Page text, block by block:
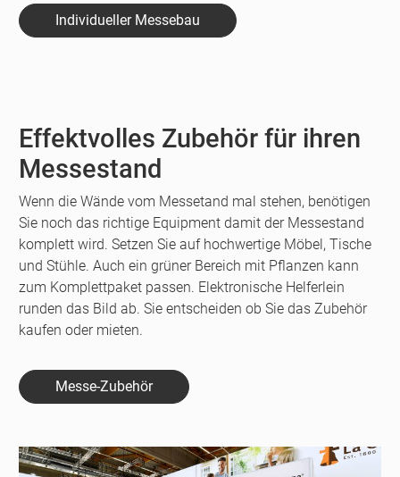
Individueller Messebau
Effektvolles Zubehör für ihren
Messestand
Wenn die Wände vom Messetand mal stehen, benötigen
Sie noch das richtige Equipment damit der Messestand
komplett wird. Setzen Sie auf hochwertige Möbel, Tische
und Stühle. Auch ein grüner Bereich mit Pflanzen kann
zum Komplettpaket passen. Elektronische Helferlein
runden das Bild ab. Sie entscheiden ob Sie das Zubehör
kaufen oder mieten.
Messe-Zubehör